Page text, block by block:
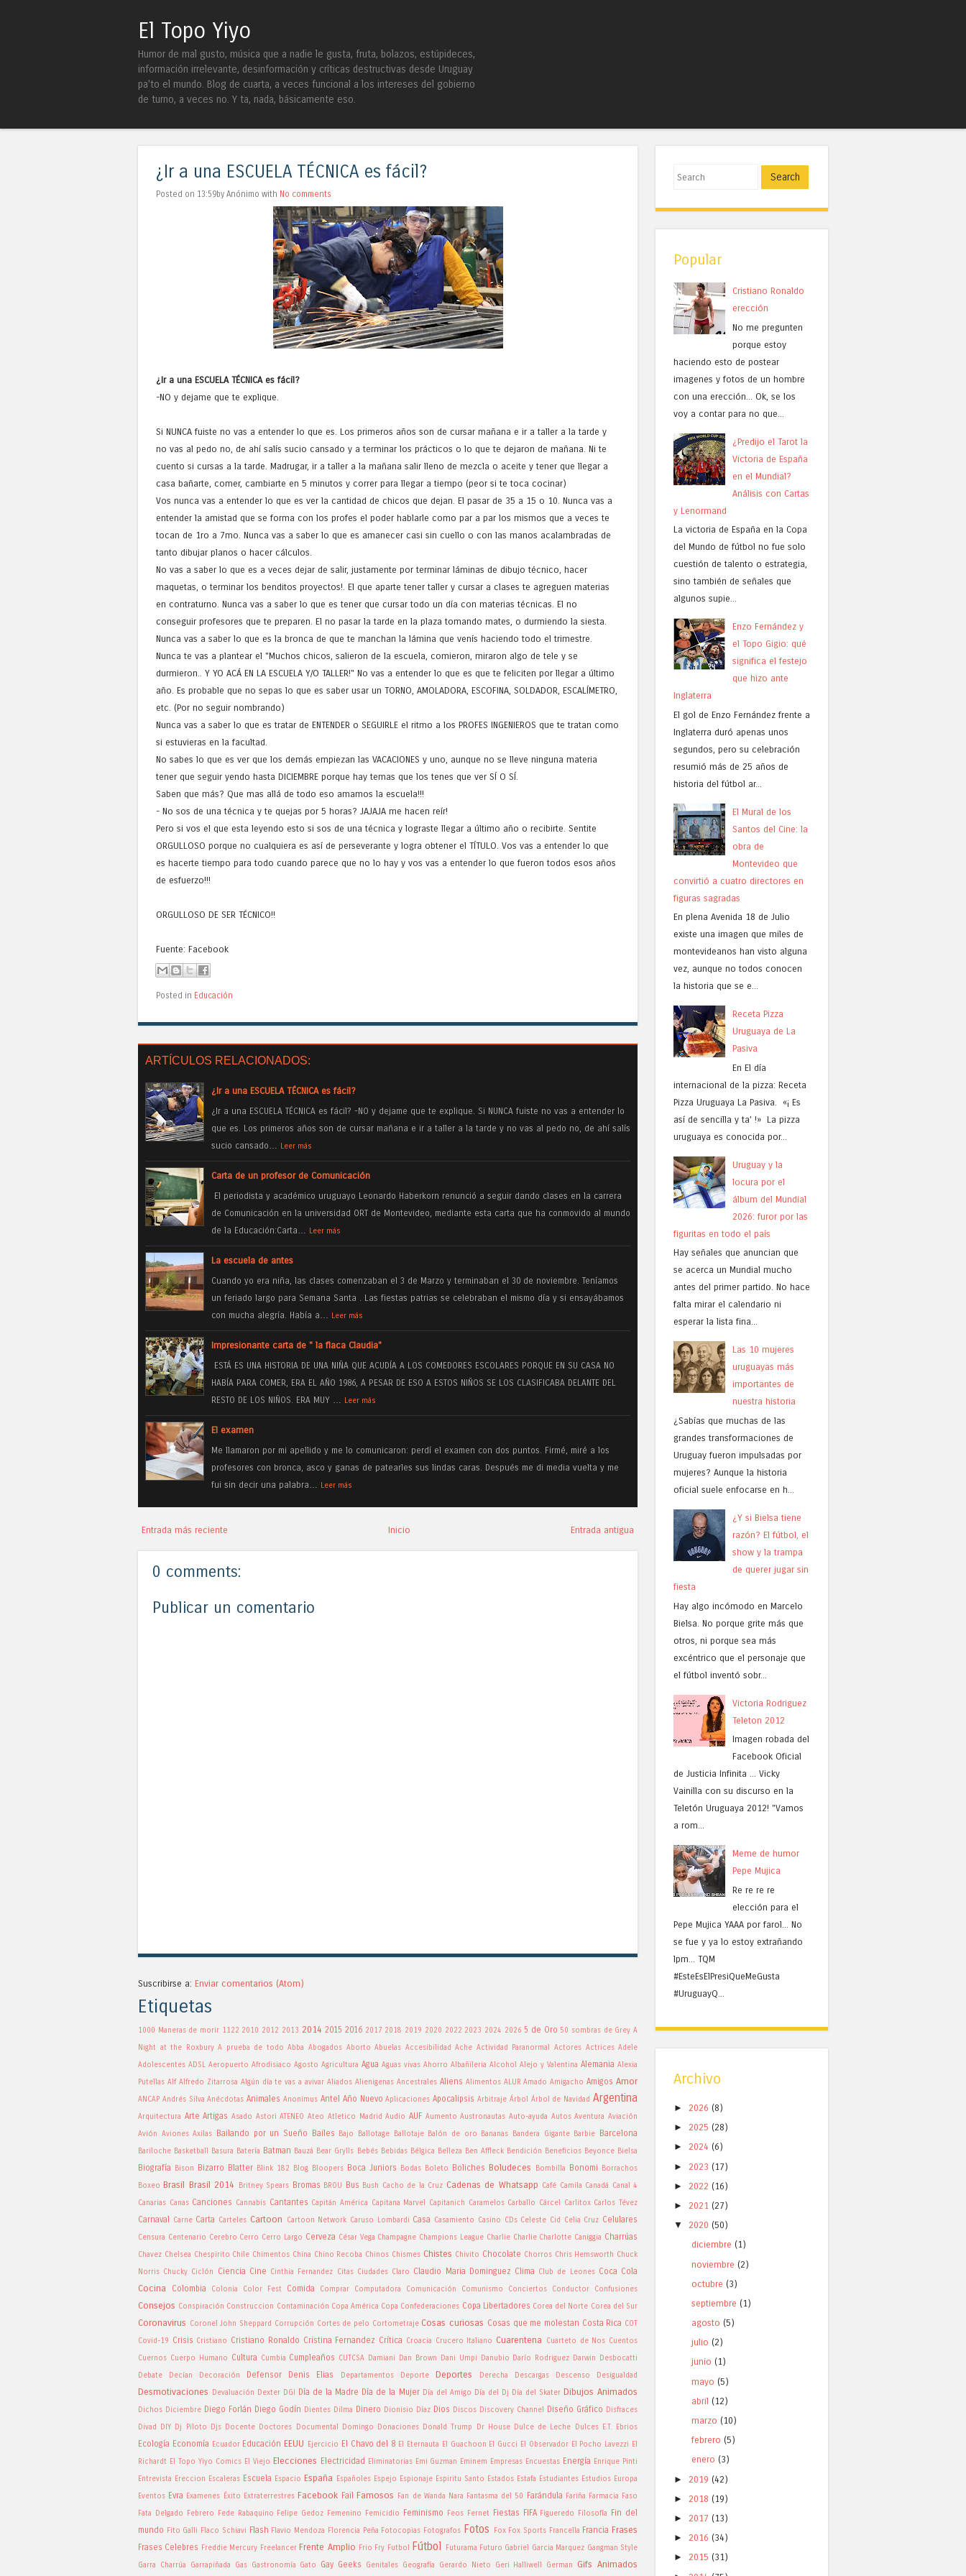
El Topo Yiyo
Humor de mal gusto, música que a nadie le gusta, fruta, bolazos, estúpideces,
información irrelevante, desinformación y críticas destructivas desde Uruguay
pa'to el mundo. Blog de cuarta, a veces funcional a los intereses del gobierno
de turno, a veces no. Y ta, nada, básicamente eso.
¿Ir a una ESCUELA TÉCNICA es fácil?
Posted on 13:59by Anónimo with No comments
¿Ir a una ESCUELA TÉCNICA es fácil?
-NO y dejame que te explique.
Si NUNCA fuiste no vas a entender lo que es. Los primeros años son de cursar mañana e ir a taller a la tarde y
no vas al pedo no, de ahí salís sucio cansado y a terminar los prácticos o lo que te dejaron de mañana. Ni te
cuento si cursas a la tarde. Madrugar, ir a taller a la mañana salir lleno de mezcla o aceite y tener que llegar a
casa bañarte, comer, cambiarte en 5 minutos y correr para llegar a tiempo (peor si te toca cocinar)
Vos nunca vas a entender lo que es ver la cantidad de chicos que dejan. El pasar de 35 a 15 o 10. Nunca vas a
entender la amistad que se forma con los profes el poder hablarle como par a par los mismos que a veces te
tocan de 1ro a 7mo. Nunca vas a saber lo que es amanecer casi sin cuello o con las manos acalambradas de
tanto dibujar planos o hacer cálculos.
No vas a saber lo que es a veces dejar de salir, justamente por terminar láminas de dibujo técnico, hacer
maquetas, o terminar los benditos proyectos!. El que aparte tener taller y cursar a clases te agreguen materias
en contraturno. Nunca vas a saber lo que es tener que cursar todo un día con materias técnicas. El no
conseguir profesores que te preparen. El no pasar la tarde en la plaza tomando mates, o durmiendo la siesta.
Nunca vas a saber lo que es la bronca de que te manchan la lámina que venís haciendo todo el trimestre.
Nunca te vas a plantear el "Muchos chicos, salieron de la escuela, comieron, miraron algo de tele y se
durmieron.. Y YO ACÁ EN LA ESCUELA Y/O TALLER!" No vas a entender lo que es que te feliciten por llegar a último
año. Es probable que no sepas lo que es saber usar un TORNO, AMOLADORA, ESCOFINA, SOLDADOR, ESCALÍMETRO,
etc. (Por no seguir nombrando)
Nunca vas a saber lo que es tratar de ENTENDER o SEGUIRLE el ritmo a los PROFES INGENIEROS que te tratan como
si estuvieras en la facultad.
No sabes lo que es ver que los demás empiezan las VACACIONES y uno, aunque no se lleve ninguna materia
tener que seguir yendo hasta DICIEMBRE porque hay temas que los tenes que ver SÍ O SÍ.
Saben que más? Que mas allá de todo eso amamos la escuela!!!
- No sos de una técnica y te quejas por 5 horas? JAJAJA me hacen reír!
Pero si vos el que esta leyendo esto si sos de una técnica y lograste llegar a último año o recibirte. Sentite
ORGULLOSO porque no cualquiera es así de perseverante y logra obtener el TÍTULO. Vos vas a entender lo que
es hacerte tiempo para todo cuando parece que no lo hay y vos vas a entender lo que fueron todos esos años
de esfuerzo!!!
ORGULLOSO DE SER TÉCNICO!!
Fuente: Facebook
Posted in Educación
ARTÍCULOS RELACIONADOS:
¿Ir a una ESCUELA TÉCNICA es fácil?
¿Ir a una ESCUELA TÉCNICA es fácil? -NO y dejame que te explique. Si NUNCA fuiste no vas a entender lo
que es. Los primeros años son de cursar mañana e ir a taller a la tarde y no vas al pedo no, de ahí salís
sucio cansado…
Leer más
Carta de un profesor de Comunicación
El periodista y académico uruguayo Leonardo Haberkorn renunció a seguir dando clases en la carrera
de Comunicación en la universidad ORT de Montevideo, mediante esta carta que ha conmovido al mundo
de la Educación:Carta…
Leer más
La escuela de antes
Cuando yo era niña, las clases comenzaban el 3 de Marzo y terminaban el 30 de noviembre. Teníamos
un feriado largo para Semana Santa . Las fiestas patrias se celebraban el mismo día y si ensayábamos
con mucha alegría. Había a…
Leer más
Impresionante carta de " la flaca Claudia"
ESTÁ ES UNA HISTORIA DE UNA NIÑA QUE ACUDÍA A LOS COMEDORES ESCOLARES PORQUE EN SU CASA NO
HABÍA PARA COMER, ERA EL AÑO 1986, A PESAR DE ESO A ESTOS NIÑOS SE LOS CLASIFICABA DELANTE DEL
RESTO DE LOS NIÑOS. ERA MUY …
Leer más
El examen
Me llamaron por mi apellido y me lo comunicaron: perdí el examen con dos puntos. Firmé, miré a los
profesores con bronca, asco y ganas de patearles sus lindas caras. Después me di media vuelta y me
fui sin decir una palabra…
Leer más
Entrada más reciente Entrada antigua
Inicio
0 comments:
Publicar un comentario
Suscribirse a: Enviar comentarios (Atom)
Etiquetas
1000 Maneras de morir 1122 2010 2012 2013 2014 2015 2016 2017 2018 2019 2020 2022 2023 2024 2026 5 de Oro 50 sombras de Grey A
Night at the Roxbury A prueba de todo Abba Abogados Aborto Abuelas Accesibilidad Ache Actividad Paranormal Actores Actrices Adele
Adolescentes ADSL Aeropuerto Afrodisiaco Agosto Agricultura Agua Aguas vivas Ahorro Albañileria Alcohol Alejo y Valentina Alemania Alexia
Putellas Alf Alfredo Zitarrosa Algún día te vas a avivar Aliados Alienigenas Ancestrales Aliens Alimentos ALUR Amado Amigacho Amigos Amor
ANCAP Andrés Silva Anécdotas Animales Anonimus Antel Año Nuevo Aplicaciones Apocalipsis Arbitraje Árbol Árbol de Navidad Argentina
Arquitectura Arte Artigas Asado Astori ATENEO Ateo Atletico Madrid Audio AUF Aumento Austronautas Auto-ayuda Autos Aventura Aviación
Avión Aviones Axilas Bailando por un Sueño Bailes Bajo Ballotage Ballotaje Balón de oro Bananas Bandera Gigante Barbie Barcelona
Bariloche Basketball Basura Batería Batman Bauzá Bear Grylls Bebés Bebidas Bélgica Belleza Ben Affleck Bendición Beneficios Beyonce Bielsa
Biografía Bison Bizarro Blatter Blink 182 Blog Bloopers Boca Juniors Bodas Boleto Boliches Boludeces Bombilla Bonomi
Borrachos
Boxeo Brasil Brasil 2014 Britney Spears Bromas BROU Bus Bush Cacho de la Cruz Cadenas de Whatsapp Café Camila Canadá Canal 4
Canarias Canas Canciones Cannabis Cantantes Capitán América Capitana Marvel Capitanich Caramelos Carballo Cárcel Carlitox Carlos Tévez
Carnaval Carne Carta Carteles Cartoon Cartoon Network Caruso Lombardi Casa Casamiento Casino CDs Celeste Cid Celia Cruz Celulares
Censura Centenario Cerebro Cerro Cerro Largo Cerveza César Vega Champagne Champions League Charlie Charlie Charlotte Caniggia Charrúas
Chavez Chelsea Chespirito Chile Chimentos China Chino Recoba Chinos Chismes Chistes Chivito Chocolate Chorros Chris Hemsworth Chuck
Norris Chucky Ciclón Ciencia Cine Cinthia Fernandez Citas Ciudades Claro Claudio Maria Dominguez Clima Club de Leones Coca Cola
Cocina Colombia Colonia Color Fest Comida Comprar Computadora Comunicación Comunismo Conciertos Conductor Confusiones
Consejos Conspiración Construccion Contaminación Copa América Copa Confederaciones Copa Libertadores Corea del Norte Corea del Sur
Coronavirus Coronel John Sheppard Corrupción Cortes de pelo Cortometraje Cosas curiosas Cosas que me molestan Costa Rica COT
Covid-19 Crisis Cristiano Cristiano Ronaldo Cristina Fernandez Crítica Croacia Crucero Italiano Cuarentena Cuarteto de Nos Cuentos
Cuernos Cuerpo Humano Cultura Cumbia Cumpleaños CUTCSA Damiani Dan Brown Dani Umpi Danubio Darío Rodriguez Darwin Desbocatti
Debate
Decían Decoración Defensor Denis Elias Departamentos Deporte Deportes Derecha Descargas Descenso Desigualdad
Desmotivaciones Devaluación Dexter DGI Día de la Madre Día de la Mujer Día del Amigo Día del Dj Día del Skater Dibujos Animados
Dichos Diciembre Diego Forlán Diego Godín Dientes Dilma Dinero Dionisio Díaz Dios Discos Discovery Channel Diseño Gráfico Disfraces
Divad
DIY Dj Piloto Djs Docente Doctores Documental Domingo Donaciones Donald Trump Dr House Dulce de Leche Dulces E.T. Ebrios
Ecología Economía Ecuador Educación EEUU Ejercicio El Chavo del 8 El Eternauta El Guachoon El Gucci El Observador El Pocho Lavezzi El
Richardt El Topo Yiyo Comics El Viejo Elecciones Electricidad Eliminatorias Emi Guzman Eminem Empresas Encuestas Energía Enrique Pinti
Entrevista Ereccion Escaleras Escuela Espacio España Españoles Espejo Espionaje Espiritu Santo Estados Estafa Estudiantes Estudios Europa
Eventos Evra Examenes Éxito Extraterrestres Facebook Fail Famosos Fan de Wanda Nara Fantasma del 50 Farándula Fariña Farmacia Faso
Fata Delgado
Febrero Fede Rabaquino Felipe Gedoz Femenino Femicidio Feminismo Feos Fernet Fiestas FIFA Figueredo Filosofía Fin del
mundo Fito Galli Flaco Schiavi Flash Flavio Mendoza Florencia Peña Fotocopias Fotografos Fotos Fox Fox Sports Francella Francia Frases
Frases Celebres Freddie Mercury Freelancer Frente Amplio Frio Fry Futbol Fútbol Futurama Futuro Gabriel Garcia Marquez Gangman Style
Garra Charrúa
Garrapiñada Gas Gastronomía Gato Gay Geeks Genitales Geografía Gerardo Nieto Geri Halliwell German Gifs Animados
Search
Popular
Cristiano Ronaldo
erección
No me pregunten
porque estoy
haciendo esto de postear
imagenes y fotos de un hombre
con una erección... Ok, se los
voy a contar para no que...
¿Predijo el Tarot la
Victoria de España
en el Mundial?
Análisis con Cartas
y Lenormand
La victoria de España en la Copa
del Mundo de fútbol no fue solo
cuestión de talento o estrategia,
sino también de señales que
algunos supie...
Enzo Fernández y
el Topo Gigio: qué
significa el festejo
que hizo ante
Inglaterra
El gol de Enzo Fernández frente a
Inglaterra duró apenas unos
segundos, pero su celebración
resumió más de 25 años de
historia del fútbol ar...
El Mural de los
Santos del Cine: la
obra de
Montevideo que
convirtió a cuatro directores en
figuras sagradas
En plena Avenida 18 de Julio
existe una imagen que miles de
montevideanos han visto alguna
vez, aunque no todos conocen
la historia que se e...
Receta Pizza
Uruguaya de La
Pasiva
En El día
internacional de la pizza: Receta
Pizza Uruguaya La Pasiva. «¡ Es
así de sencilla y ta' !» La pizza
uruguaya es conocida por...
Uruguay y la
locura por el
álbum del Mundial
2026: furor por las
figuritas en todo el país
Hay señales que anuncian que
se acerca un Mundial mucho
antes del primer partido. No hace
falta mirar el calendario ni
esperar la lista fina...
Las 10 mujeres
uruguayas más
importantes de
nuestra historia
¿Sabías que muchas de las
grandes transformaciones de
Uruguay fueron impulsadas por
mujeres? Aunque la historia
oficial suele enfocarse en h...
¿Y si Bielsa tiene
razón? El fútbol, el
show y la trampa
de querer jugar sin
fiesta
Hay algo incómodo en Marcelo
Bielsa. No porque grite más que
otros, ni porque sea más
excéntrico que el personaje que
el fútbol inventó sobr...
Victoria Rodriguez
Teleton 2012
Imagen robada del
Facebook Oficial
de Justicia Infinita ... Vicky
Vainilla con su discurso en la
Teletón Uruguaya 2012! "Vamos
a rom...
Meme de humor
Pepe Mujica
Re re re re
elección para el
Pepe Mujica YAAA por farol... No
se fue y ya lo estoy extrañando
lpm... TQM
#EsteEsElPresiQueMeGusta
#UruguayQ...
Archivo
► 2026 (8)
► 2025 (28)
► 2024 (6)
► 2023 (17)
► 2022 (16)
► 2021 (27)
▼
2020 (50)
diciembre (1)
noviembre (2)
octubre (3)
septiembre (1)
agosto (5)
julio (2)
junio (1)
mayo (5)
abril (12)
marzo (10)
febrero (5)
enero (3)
► 2019 (42)
► 2018 (19)
► 2017 (13)
► 2016 (34)
► 2015 (31)